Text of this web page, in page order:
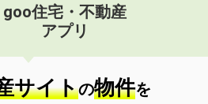
goo住宅・不動産
アプリ
サイトの物件を